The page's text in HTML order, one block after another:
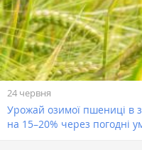
24 червня
Урожай озимої пшениці в
на 15–20% через погодні